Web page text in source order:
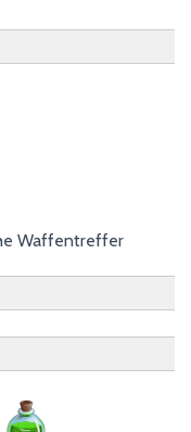
Waffentreffer